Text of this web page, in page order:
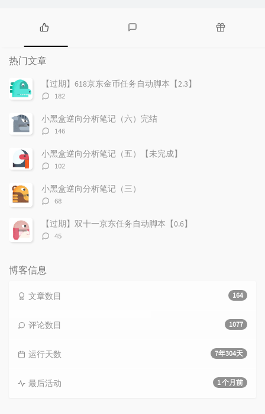
热
门
文
章
论
热门文章
【过期】618京东金币任务自动脚本【2.3】
评
数：
182
小黑盒逆向分析笔记（六）完结
评
数：
146
小黑盒逆向分析笔记（五）【未完成】
评
数：
102
小黑盒逆向分析笔记（三）
评
数：
68
【过期】双十一京东任务自动脚本【0.6】
评
45
博客信息
164
文章数目
1077
评论数目
7年304天
运行天数
1 个月前
最后活动